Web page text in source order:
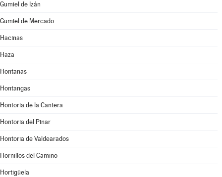
Gumiel de Izán
Gumiel de Mercado
Hacinas
Haza
Hontanas
Hontangas
Hontoria de la Cantera
Hontoria del Pinar
Hontoria de Valdearados
Hornillos del Camino
Hortigüela